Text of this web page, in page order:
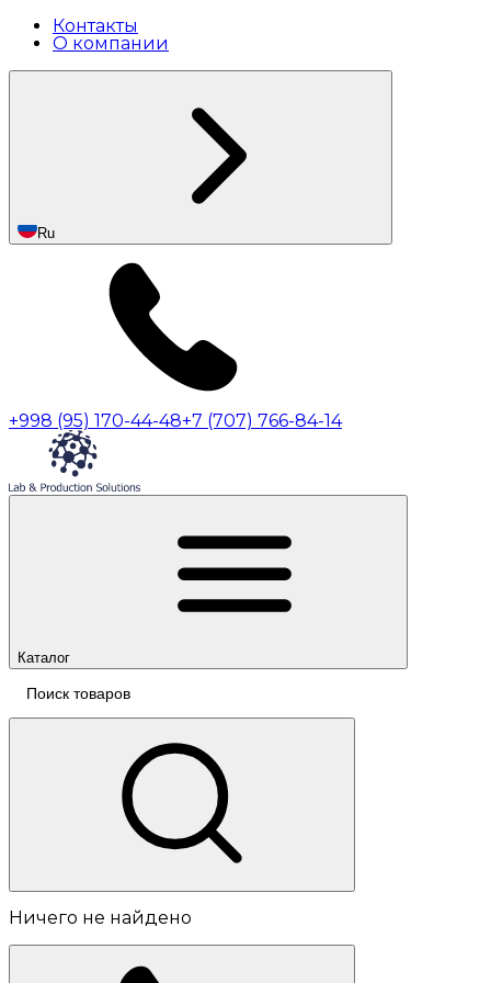
Контакты
О компании
Ru
+998 (95) 170-44-48+7 (707) 766-84-14
Каталог
Ничего не найдено